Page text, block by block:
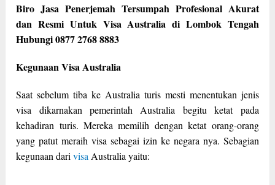
Biro Jasa Penerjemah Tersumpah Profesional Akurat
dan Resmi Untuk Visa Australia di Lombok Tengah
Hubungi 0877 2768 8883
Kegunaan Visa Australia
Saat sebelum tiba ke Australia turis mesti menentukan jenis
visa dikarnakan pemerintah Australia begitu ketat pada
kehadiran turis. Mereka memilih dengan ketat orang-orang
yang patut meraih visa sebagai izin ke negara nya. Sebagian
kegunaan darivisa Australia yaitu: